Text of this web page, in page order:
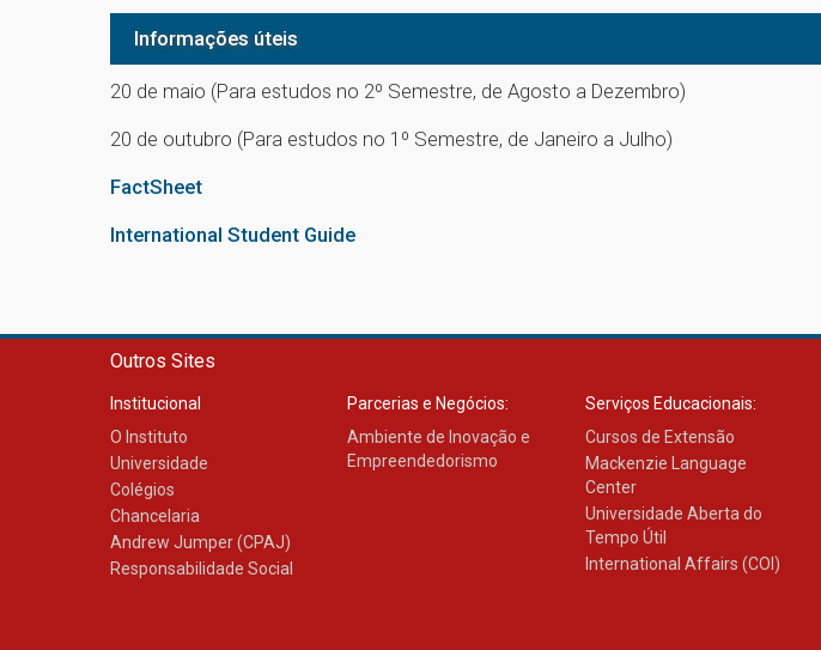
Informações úteis
20 de maio (Para estudos no 2º Semestre, de Agosto a Dezembro)
20 de outubro (Para estudos no 1º Semestre, de Janeiro a Julho)
FactSheet
International Student Guide
Outros Sites
Institucional
O Instituto
Universidade
Colégios
Chancelaria
Andrew Jumper (CPAJ)
Responsabilidade Social
Parcerias e Negócios:
Ambiente de Inovação e
Empreendedorismo
Serviços Educacionais:
Cursos de Extensão
Mackenzie Language
Center
Universidade Aberta do
Tempo Útil
International Affairs (COI)